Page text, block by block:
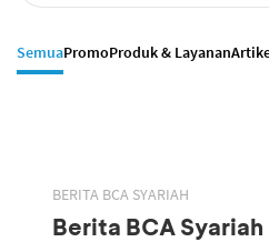
SemuaPromoProduk & Layanan
BERITA BCA SYARIAH
Berita BCA Syariah